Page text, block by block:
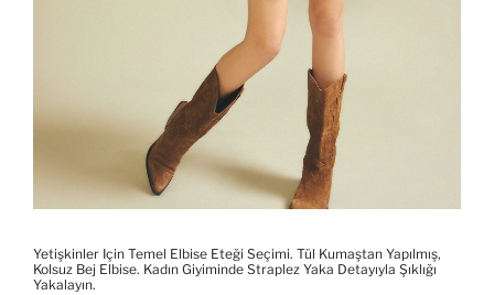
Yetişkinler Için Temel Elbise Eteği Seçimi. Tül Kumaştan Yapılmış,
Kolsuz Bej Elbise. Kadın Giyiminde Straplez Yaka Detayıyla Şıklığı
Yakalayın.